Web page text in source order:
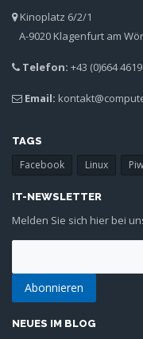
Kinoplatz 6/2/1
A-9020 Klagenfurt am
Telefon: +43 (0)664
Email:
TAGS
Facebook Linux
IT-NEWSLETTER
Melden Sie sich hier bei
NEUES IM BLOG